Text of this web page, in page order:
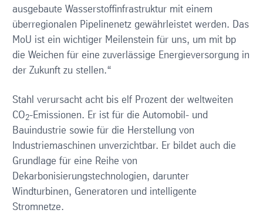
ausgebaute Wasserstoffinfrastruktur mit einem
überregionalen Pipelinenetz gewährleistet werden. Das
MoU ist ein wichtiger Meilenstein für uns, um mit bp
die Weichen für eine zuverlässige Energieversorgung in
der Zukunft zu stellen.“
Stahl verursacht acht bis elf Prozent der weltweiten
CO2-Emissionen. Er ist für die Automobil- und
Bauindustrie sowie für die Herstellung von
Industriemaschinen unverzichtbar. Er bildet auch die
Grundlage für eine Reihe von
Dekarbonisierungstechnologien, darunter
Windturbinen, Generatoren und intelligente
Stromnetze.